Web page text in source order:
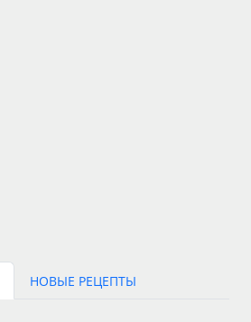
НОВЫЕ РЕЦЕПТЫ